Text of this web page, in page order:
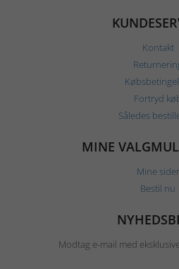
Kontakt
Fortryd
Således
MINE
Mine sider
Bestil nu
Modtag e-mail med